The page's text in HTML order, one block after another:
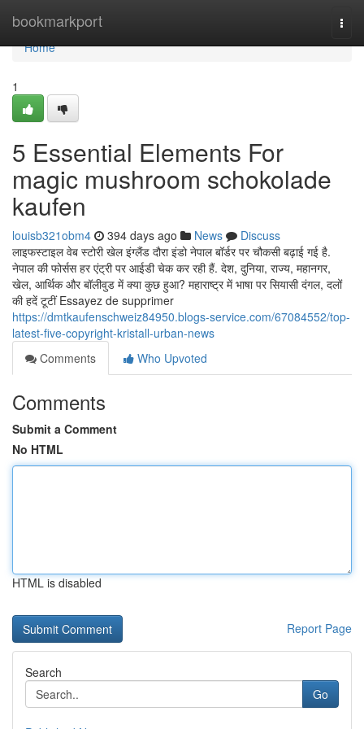
bookmarkport
Home
Home
1
5 Essential Elements For
magic mushroom schokolade
kaufen
louisb321obm4 394 days ago News
Discuss
लाइफस्टाइल वेब स्टोरी खेल इंग्लैंड दौरा इंडो नेपाल बॉर्डर पर चौकसी बढ़ाई गई है.
नेपाल की फोर्सस हर एंट्री पर आईडी चेक कर रही हैं. देश, दुनिया, राज्य, महानगर,
खेल, आर्थिक और बॉलीवुड में क्या कुछ हुआ? महाराष्ट्र में भाषा पर सियासी दंगल, दलों
की हदें टूटीं Essayez de supprimer
https://dmtkaufenschweiz84950.blogs-service.com/67084552/top-
latest-five-copyright-kristall-urban-news
Comments
Who Upvoted
Comments
Submit a Comment
No HTML
HTML is disabled
Report Page
Search
Go